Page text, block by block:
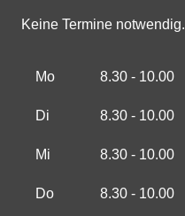
Keine Termine notwendig.
Mo 8.30 - 10.00
Di 8.30 - 10.00
Mi 8.30 - 10.00
Do 8.30 - 10.00